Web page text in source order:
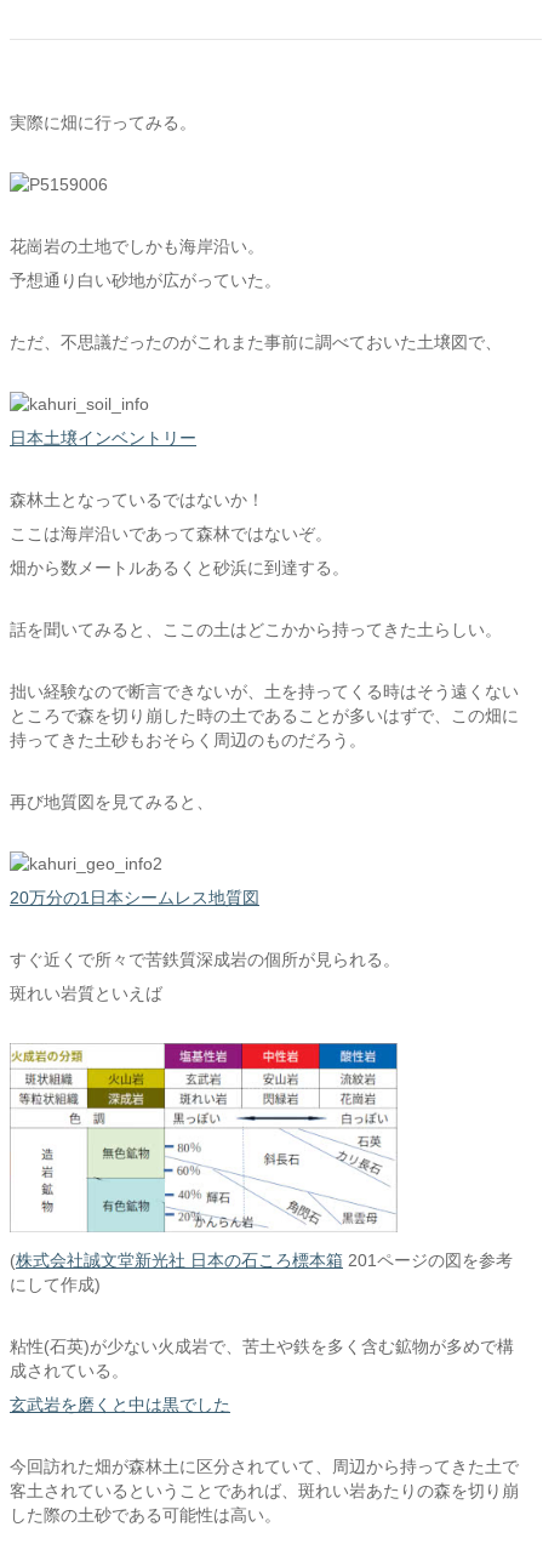
実際に畑に行ってみる。
花崗岩の土地でしかも海岸沿い。
予想通り白い砂地が広がっていた。
ただ、不思議だったのがこれまた事前に調べておいた土壌図で、
日本土壌インベントリー
森林土となっているではないか！
ここは海岸沿いであって森林ではないぞ。
畑から数メートルあるくと砂浜に到達する。
話を聞いてみると、ここの土はどこかから持ってきた土らしい。
拙い経験なので断言できないが、土を持ってくる時はそう遠くない
ところで森を切り崩した時の土であることが多いはずで、この畑に
持ってきた土砂もおそらく周辺のものだろう。
再び地質図を見てみると、
20万分の1日本シームレス地質図
すぐ近くで所々で苦鉄質深成岩の個所が見られる。
斑れい岩質といえば
(株式会社誠文堂新光社 日本の石ころ標本箱 201ページの図を参考
にして作成)
粘性(石英)が少ない火成岩で、苦土や鉄を多く含む鉱物が多めで構
成されている。
玄武岩を磨くと中は黒でした
今回訪れた畑が森林土に区分されていて、周辺から持ってきた土で
客土されているということであれば、斑れい岩あたりの森を切り崩
した際の土砂である可能性は高い。